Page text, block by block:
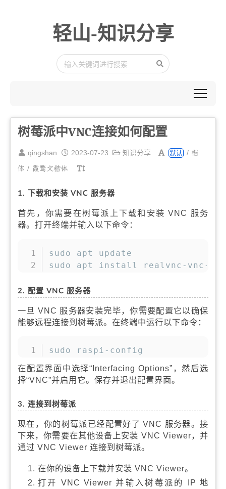
轻山-知识分享
树莓派中VNC连接如何配置
qingshan 2023-07-23 知识分享 默认 / 楷
体 / 霞鹜文楷体
1. 下载和安装 VNC 服务器
首先，你需要在树莓派上下载和安装 VNC 服务
器。打开终端并输入以下命令：
sudo apt update
sudo apt install realvnc-vnc-
2. 配置 VNC 服务器
一旦 VNC 服务器安装完毕，你需要配置它以确保
能够远程连接到树莓派。在终端中运行以下命令：
sudo raspi-config
在配置界面中选择“Interfacing Options”，然后选
择“VNC”并启用它。保存并退出配置界面。
3. 连接到树莓派
现在，你的树莓派已经配置好了 VNC 服务器。接
下来，你需要在其他设备上安装 VNC Viewer，并
通过 VNC Viewer 连接到树莓派。
在你的设备上下载并安装 VNC Viewer。
打开 VNC Viewer 并输入树莓派的 IP 地